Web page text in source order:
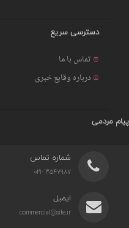
دسترسی سریع
تماس با ما
درباره وقایع خبری
پیام مردمی
شماره تماس
3547987 -021
ایمیل
commercial@site.ir